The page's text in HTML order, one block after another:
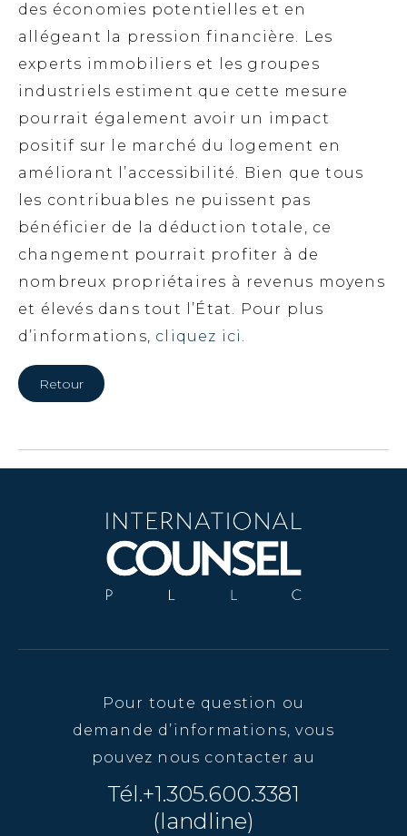
des économies potentielles et en
allégeant la pression financière. Les
experts immobiliers et les groupes
industriels estiment que cette mesure
pourrait également avoir un impact
positif sur le marché du logement en
améliorant l’accessibilité. Bien que tous
les contribuables ne puissent pas
bénéficier de la déduction totale, ce
changement pourrait profiter à de
nombreux propriétaires à revenus moyens
et élevés dans tout l’État. Pour plus
d’informations, cliquez ici.
Retour
Pour toute question ou
demande d’informations, vous
pouvez nous contacter au
Tél.+1.305.600.3381
(landline)